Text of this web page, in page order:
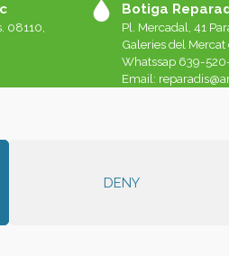
DENY
08110,
Botiga
Pl. Mercadal, 41
Galeries del
Whatssap 639-
Email:
Galeries del Mercat de